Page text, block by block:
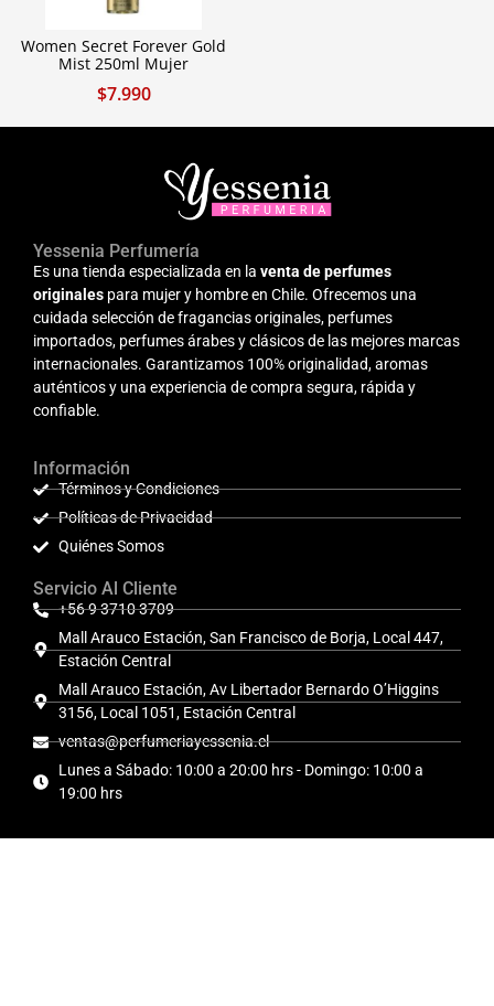
Women Secret Forever Gold
Mist 250ml Mujer
$7.990
Yessenia Perfumería
Es una tienda especializada en la venta de perfumes
originales para mujer y hombre en Chile. Ofrecemos una
cuidada selección de fragancias originales, perfumes
importados, perfumes árabes y clásicos de las mejores marcas
internacionales. Garantizamos 100% originalidad, aromas
auténticos y una experiencia de compra segura, rápida y
confiable.
Información
Términos y Condiciones
Políticas de Privacidad
Quiénes Somos
Servicio Al Cliente
+56 9 3710 3709
Mall Arauco Estación, San Francisco de Borja, Local 447,
Estación Central
Mall Arauco Estación, Av Libertador Bernardo O’Higgins
3156, Local 1051, Estación Central
ventas@perfumeriayessenia.cl
Lunes a Sábado: 10:00 a 20:00 hrs - Domingo: 10:00 a
19:00 hrs